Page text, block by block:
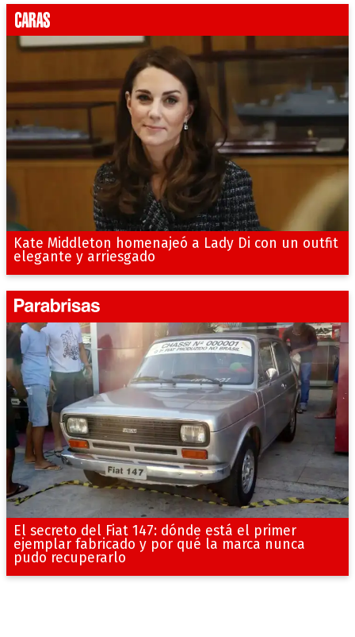
Kate Middleton homenajeó a Lady Di con un outfit
elegante y arriesgado
El secreto del Fiat 147: dónde está el primer
ejemplar fabricado y por qué la marca nunca
pudo recuperarlo